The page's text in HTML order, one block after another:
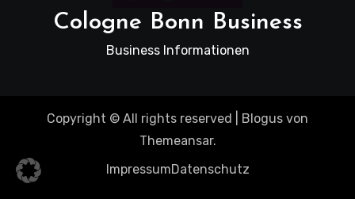
Cologne Bonn Business
Business Informationen
Copyright © All rights reserved Blogus von
Themeansar.
ImpressumDatenschutz